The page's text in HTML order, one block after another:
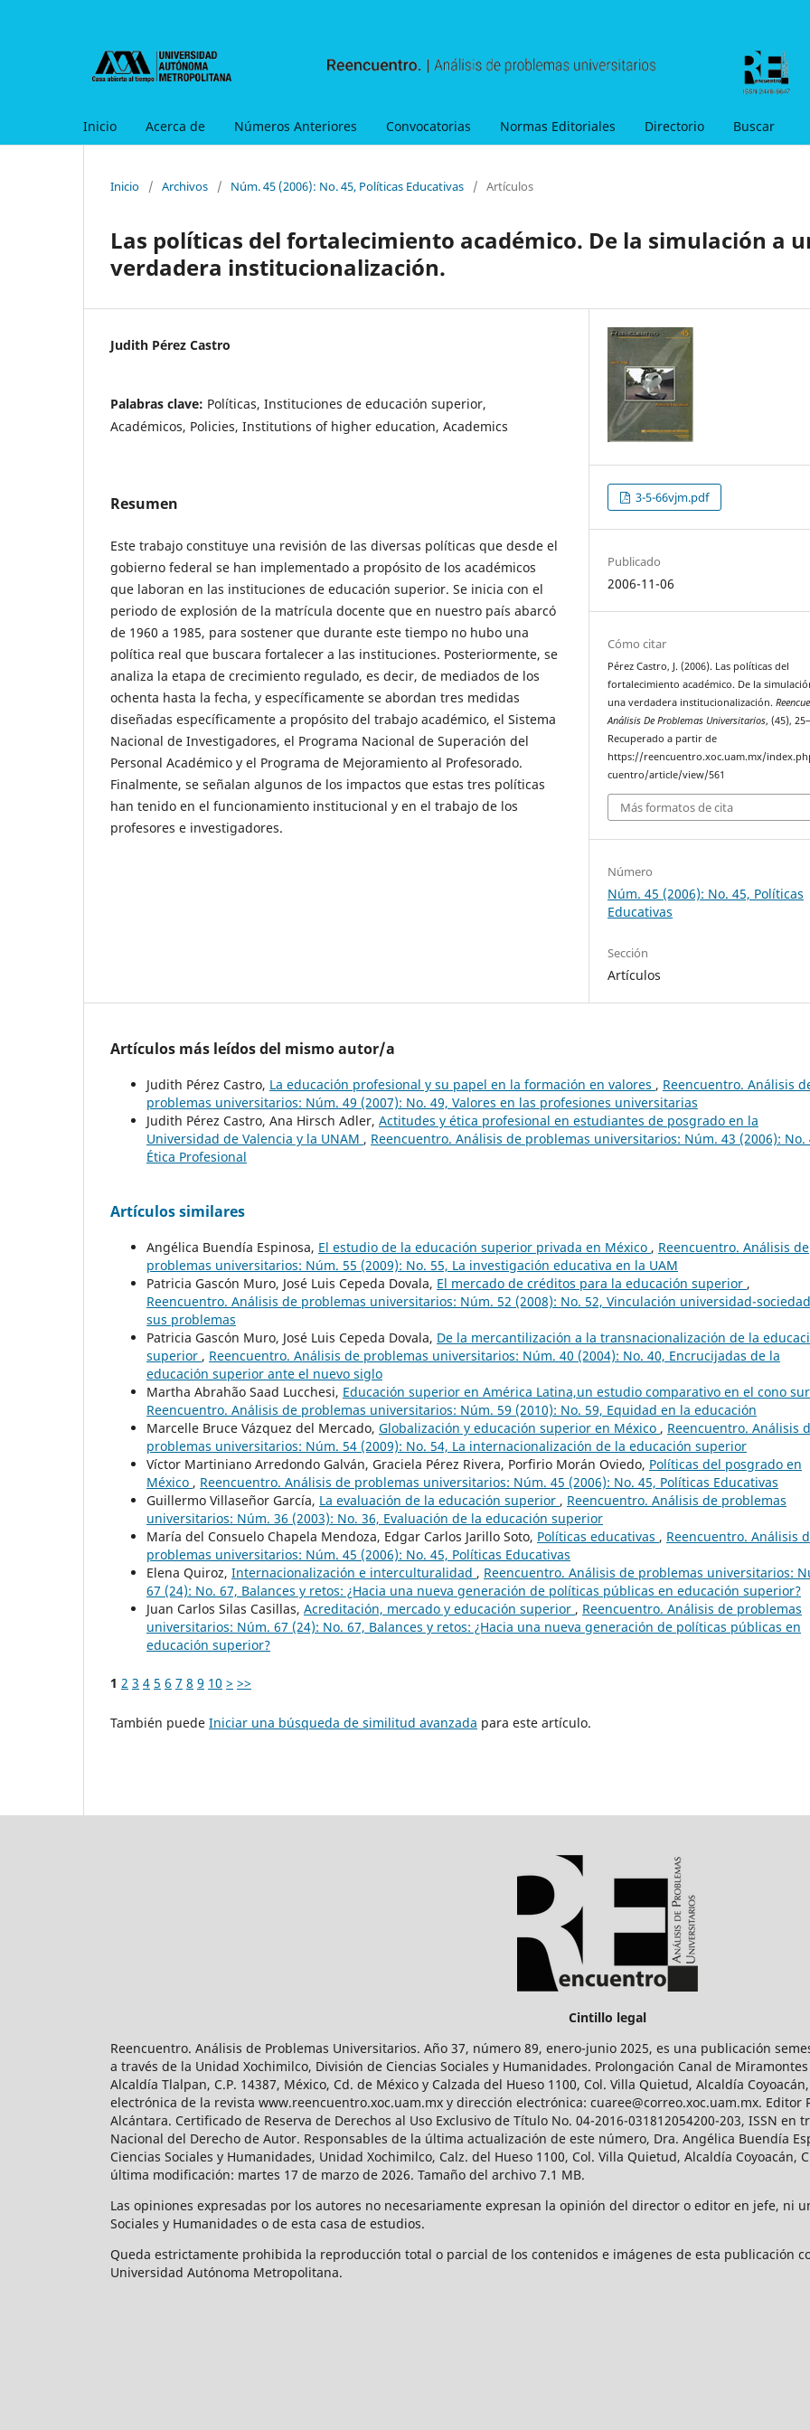
Inicio Acerca de Números Anteriores Convocatorias Normas Editoriales Directorio Buscar
Inicio / Archivos / Núm. 45 (2006): No. 45, Políticas Educativas / Artículos
Las políticas del fortalecimiento académico. De la simulación a
verdadera institucionalización.
Judith Pérez Castro
Palabras clave: Políticas, Instituciones de educación superior,
Académicos, Policies, Institutions of higher education, Academics
Resumen
Este trabajo constituye una revisión de las diversas políticas que desde el
gobierno federal se han implementado a propósito de los académicos
que laboran en las instituciones de educación superior. Se inicia con el
periodo de explosión de la matrícula docente que en nuestro país abarcó
de 1960 a 1985, para sostener que durante este tiempo no hubo una
política real que buscara fortalecer a las instituciones. Posteriormente, se
analiza la etapa de crecimiento regulado, es decir, de mediados de los
ochenta hasta la fecha, y específicamente se abordan tres medidas
diseñadas específicamente a propósito del trabajo académico, el Sistema
Nacional de Investigadores, el Programa Nacional de Superación del
Personal Académico y el Programa de Mejoramiento al Profesorado.
Finalmente, se señalan algunos de los impactos que estas tres políticas
han tenido en el funcionamiento institucional y en el trabajo de los
profesores e investigadores.
3-5-66vjm.pdf
Publicado
2006-11-06
Cómo citar
Pérez Castro, J. (2006). Las políticas del
fortalecimiento académico. De la
una verdadera institucionalización.
Análisis De Problemas Universitarios, (45),
Recuperado a partir de
https://reencuentro.xoc.uam.mx/
cuentro/article/view/561
Más formatos de cita
Número
Núm. 45 (2006): No. 45, Políticas
Educativas
Sección
Artículos
Artículos más leídos del mismo autor/a
Judith Pérez Castro, La educación profesional y su papel en la formación en valores , Reencuentro. Análisis
problemas universitarios: Núm. 49 (2007): No. 49, Valores en las profesiones universitarias
Judith Pérez Castro, Ana Hirsch Adler, Actitudes y ética profesional en estudiantes de posgrado en la
Universidad de Valencia y la UNAM , Reencuentro. Análisis de problemas universitarios: Núm. 43 (2006): No.
Ética Profesional
Artículos similares
Angélica Buendía Espinosa, El estudio de la educación superior privada en México , Reencuentro. Análisis de
problemas universitarios: Núm. 55 (2009): No. 55, La investigación educativa en la UAM
Patricia Gascón Muro, José Luis Cepeda Dovala, El mercado de créditos para la educación superior ,
Reencuentro. Análisis de problemas universitarios: Núm. 52 (2008): No. 52, Vinculación universidad-
sus problemas
Patricia Gascón Muro, José Luis Cepeda Dovala, De la mercantilización a la transnacionalización de la
superior , Reencuentro. Análisis de problemas universitarios: Núm. 40 (2004): No. 40, Encrucijadas de la
educación superior ante el nuevo siglo
Martha Abrahão Saad Lucchesi, Educación superior en América Latina,un estudio comparativo en el cono sur
Reencuentro. Análisis de problemas universitarios: Núm. 59 (2010): No. 59, Equidad en la educación
Marcelle Bruce Vázquez del Mercado, Globalización y educación superior en México , Reencuentro. Análisis
problemas universitarios: Núm. 54 (2009): No. 54, La internacionalización de la educación superior
Víctor Martiniano Arredondo Galván, Graciela Pérez Rivera, Porfirio Morán Oviedo, Políticas del posgrado en
México , Reencuentro. Análisis de problemas universitarios: Núm. 45 (2006): No. 45, Políticas Educativas
Guillermo Villaseñor García, La evaluación de la educación superior , Reencuentro. Análisis de problemas
universitarios: Núm. 36 (2003): No. 36, Evaluación de la educación superior
María del Consuelo Chapela Mendoza, Edgar Carlos Jarillo Soto, Políticas educativas , Reencuentro. Análisis
problemas universitarios: Núm. 45 (2006): No. 45, Políticas Educativas
Elena Quiroz, Internacionalización e interculturalidad , Reencuentro. Análisis de problemas universitarios:
67 (24): No. 67, Balances y retos: ¿Hacia una nueva generación de políticas públicas en educación superior?
Juan Carlos Silas Casillas, Acreditación, mercado y educación superior , Reencuentro. Análisis de problemas
universitarios: Núm. 67 (24): No. 67, Balances y retos: ¿Hacia una nueva generación de políticas públicas en
educación superior?
1 2 3 4 5 6 7 8 9 10 > >>
También puede Iniciar una búsqueda de similitud avanzada para este artículo.
Cintillo legal
Reencuentro. Análisis de Problemas Universitarios. Año 37, número 89, enero-junio 2025, es una publicación
a través de la Unidad Xochimilco, División de Ciencias Sociales y Humanidades. Prolongación Canal de Miramontes
Alcaldía Tlalpan, C.P. 14387, México, Cd. de México y Calzada del Hueso 1100, Col. Villa Quietud, Alcaldía
electrónica de la revista www.reencuentro.xoc.uam.mx y dirección electrónica: cuaree@correo.xoc.uam.mx. Editor
Alcántara. Certificado de Reserva de Derechos al Uso Exclusivo de Título No. 04-2016-031812054200-203, ISSN
Nacional del Derecho de Autor. Responsables de la última actualización de este número, Dra. Angélica Buendía
Ciencias Sociales y Humanidades, Unidad Xochimilco, Calz. del Hueso 1100, Col. Villa Quietud, Alcaldía Coyoacán,
última modificación: martes 17 de marzo de 2026. Tamaño del archivo 7.1 MB.
Las opiniones expresadas por los autores no necesariamente expresan la opinión del director o editor en jefe, ni
Sociales y Humanidades o de esta casa de estudios.
Queda estrictamente prohibida la reproducción total o parcial de los contenidos e imágenes de esta publicación
Universidad Autónoma Metropolitana.